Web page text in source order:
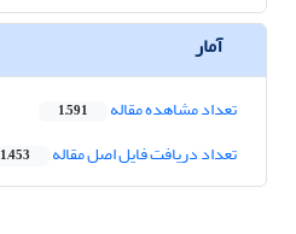
آمار
تعداد مشاهده مقاله 1,591
تعداد دریافت فایل اصل مقاله 1,453